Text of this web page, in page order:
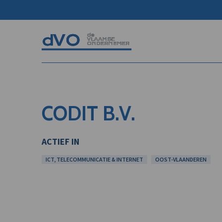
CODIT B.V.
ACTIEF IN
ICT, TELECOMMUNICATIE & INTERNET OOST-VLAANDEREN